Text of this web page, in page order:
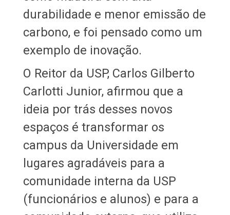
durabilidade e menor emissão de
carbono, e foi pensado como um
exemplo de inovação.
O Reitor da USP, Carlos Gilberto
Carlotti Junior, afirmou que a
ideia por trás desses novos
espaços é transformar os
campus da Universidade em
lugares agradáveis para a
comunidade interna da USP
(funcionários e alunos) e para a